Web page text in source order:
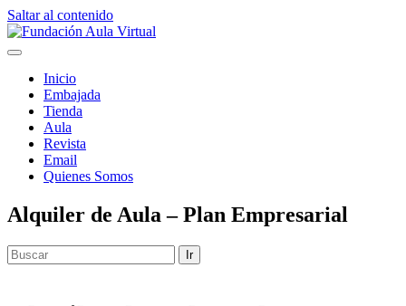
Saltar al contenido
F
Inicio
Embajada
Tienda
Aula
Revista
Email
Quienes Somos
Alquiler de Aula – Plan Empresarial
Ir